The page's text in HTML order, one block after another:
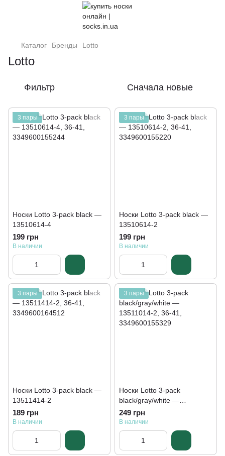
Каталог Бренды Lotto
Lotto
Фильтр Сначала новые
3 пары
Носки Lotto 3-pack black —
13510614-4
199 грн
В наличии
3 пары
Носки Lotto 3-pack black —
13510614-2
199 грн
В наличии
3 пары
Носки Lotto 3-pack black —
13511414-2
189 грн
В наличии
3 пары
Носки Lotto 3-pack
black/gray/white —
13511014-2
249 грн
В наличии